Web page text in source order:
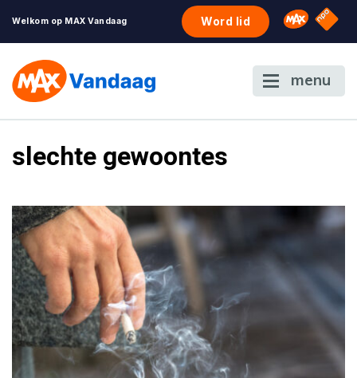
Welkom op MAX Vandaag Word lid Omroep
NPO
menu
slechte gewoontes